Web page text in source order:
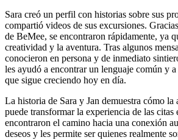
Sara creó un perfil con historias sobre sus
compartió videos de sus excursiones.
de BeMee, se encontraron rápidamente, ya
creatividad y la aventura. Tras algunos
conocieron en persona y de inmediato
les ayudó a encontrar un lenguaje común y
que sigue creciendo hoy en día.
La historia de Sara y Jan demuestra cómo la
puede transformar la experiencia de las
encontraron el camino hacia una conexión
deseos y les permite ser quienes realmente